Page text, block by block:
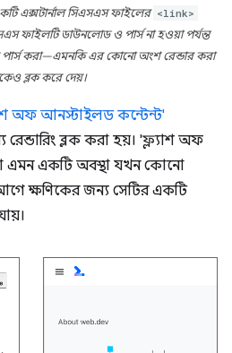
একটি এক্সটার্নাল সিএসএস ফাইলের <link>
ফাইলটি ডাউনলোড ও পার্স না হওয়া পর্যন্ত
পার্স করা—এমনকি এর কোনো অংশ রেন্ডার করা
ব্লক করে দেয়।
অফ আনস্টাইলড কন্টেন্ট'
রেন্ডারিং ব্লক করা হয়। 'ফ্ল্যাশ অফ
একটি অবস্থা যখন কোনো
ক্ষণিকের জন্য সেটির একটি